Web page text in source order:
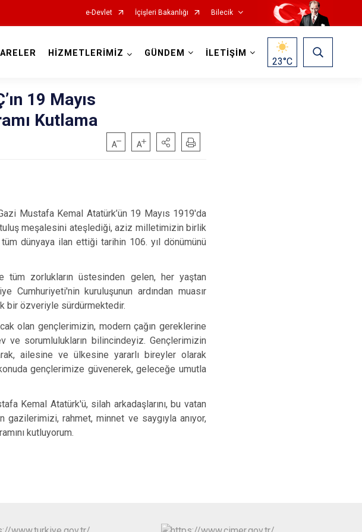
e-Devlet İçişleri Bakanlığı Bilecik
Gölpazarı
İnhisar
Osmaneli
Söğüt
Yenipazar
HİZMETLERİMİZ GÜNDEM İLETİŞİM
23°C
19 Mayıs
Kutlama
Mustafa Kemal Atatürk’ün 19 Mayıs 1919'da
meşalesini ateşlediği, aziz milletimizin birlik
dünyaya ilan ettiği tarihin 106. yıl dönümünü
tüm zorlukların üstesinden gelen, her yaştan
Cumhuriyeti'nin kuruluşunun ardından muasır
bir özveriyle sürdürmektedir.
olan gençlerimizin, modern çağın gereklerine
sorumlulukların bilincindeyiz. Gençlerimizin
ailesine ve ülkesine yararlı bireyler olarak
gençlerimize güvenerek, geleceğe umutla
Kemal Atatürk'ü, silah arkadaşlarını, bu vatan
rahmet, minnet ve saygıyla anıyor,
kutluyorum.